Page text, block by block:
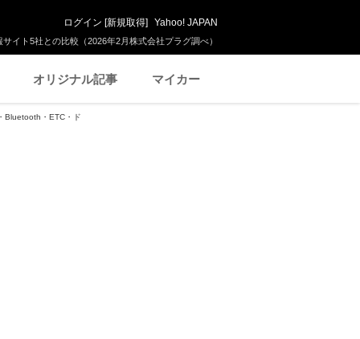
イト5社との比較（2026年2月株式会社プラグ調べ）
ログイン [新規取得] Yahoo! JAPAN
オリジナル記事 マイカー
Bluetooth・ETC・ド